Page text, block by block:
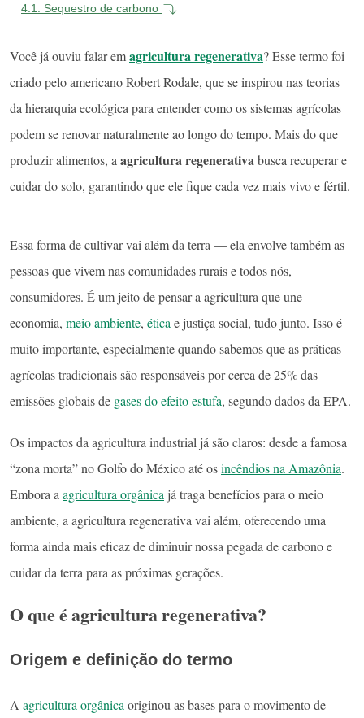
4.1.
Sequestro de carbono
Você já ouviu falar emagricultura regenerativa? Esse termo foi
criado pelo americano Robert Rodale, que se inspirou nas teorias
da hierarquia ecológica para entender como os sistemas agrícolas
podem se renovar naturalmente ao longo do tempo. Mais do que
produzir alimentos, a agricultura regenerativabusca recuperar e
cuidar do solo, garantindo que ele fique cada vez mais vivo e fértil.
Essa forma de cultivar vai além da terra — ela envolve também as
pessoas que vivem nas comunidades rurais e todos nós,
consumidores. É um jeito de pensar a agricultura que une
economia, meio ambiente, ética e justiça social, tudo junto. Isso é
muito importante, especialmente quando sabemos que as práticas
agrícolas tradicionais são responsáveis por cerca de 25% das
emissões globais de gases do efeito estufa, segundo dados da EPA.
Os impactos da agricultura industrial já são claros: desde a famosa
“zona morta” no Golfo do México até osincêndios na Amazônia.
Embora aagricultura orgânica já traga benefícios para o meio
ambiente, a agricultura regenerativa vai além, oferecendo uma
forma ainda mais eficaz de diminuir nossa pegada de carbono e
cuidar da terra para as próximas gerações.
O que é agricultura regenerativa?
Origem e definição do termo
A agricultura orgânicaoriginou as bases para o movimento de